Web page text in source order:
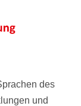
des
und